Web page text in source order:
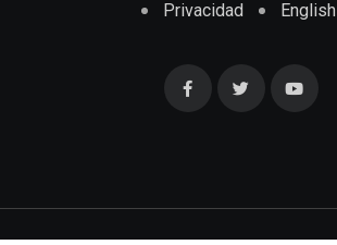
Privacidad
English